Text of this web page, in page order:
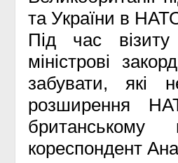
та України в
Під час
міністрові
забувати, які
розширення
кореспондент